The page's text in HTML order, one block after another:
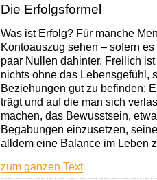
Die Erfolgsformel
Was ist Erfolg? Für manche
Kontoauszug sehen – sofern
paar Nullen dahinter. Freilich
nichts ohne das Lebensgefühl,
Beziehungen gut zu befinden:
trägt und auf die man sich
machen, das Bewusstsein,
Begabungen einzusetzen,
alldem eine Balance im Leben
zum ganzen Text